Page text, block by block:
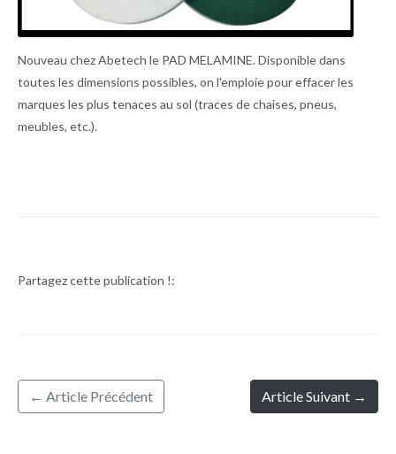
Nouveau chez Abetech le PAD MELAMINE. Disponible dans
toutes les dimensions possibles, on l'emploie pour effacer les
marques les plus tenaces au sol (traces de chaises, pneus,
meubles, etc.).
Partagez cette publication !:
← Article Précédent Article Suivant →